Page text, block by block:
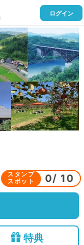
ログイン
スタンプ
スポット
0/ 10
特典